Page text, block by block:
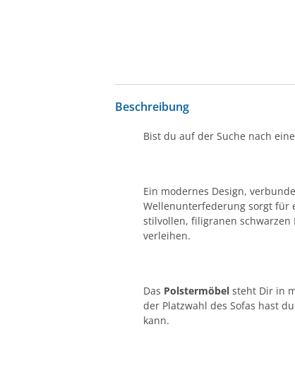
Beschreibung
Bist du auf der Suche nach
Ein modernes Design,
Wellenunterfederung sorgt für
stilvollen, filigranen schwarzen
verleihen.
Das Polstermöbelsteht Dir in
der Platzwahl des Sofas hast
kann.